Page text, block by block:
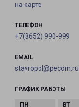
на карте
ТЕЛЕФОН
+7(8652) 990-999
EMAIL
stavropol@pecom.ru
ГРАФИК РАБОТЫ